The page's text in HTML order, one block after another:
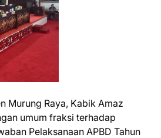
Murung Raya, Kabik Amaz
umum fraksi terhadap
Pelaksanaan APBD Tahun